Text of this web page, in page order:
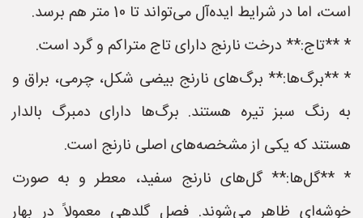
است، اما در شرایط ایده‌آل می‌تواند تا 10 متر هم برسد.
* **تاج:** درخت نارنج دارای تاج متراکم و گرد است.
* **برگ‌ها:** برگ‌های نارنج بیضی شکل، چرمی، براق و
به رنگ سبز تیره هستند. برگ‌ها دارای دمبرگ بالدار
هستند که یکی از مشخصه‌های اصلی نارنج است.
* **گل‌ها:** گل‌های نارنج سفید، معطر و به صورت
خوشه‌ای ظاهر می‌شوند. فصل گلدهی معمولاً در بهار